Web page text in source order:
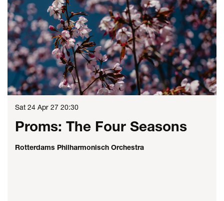
Proms: The Four Seasons
Rotterdams Philharmonisch Orchestra
Sat 24 Apr 27 20:30